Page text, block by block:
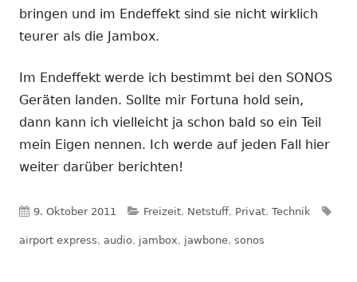
öffnen
bringen und im Endeffekt sind sie nicht wirklich
teurer als die Jambox.
Im Endeffekt werde ich bestimmt bei den SONOS
Geräten landen. Sollte mir Fortuna hold sein,
dann kann ich vielleicht ja schon bald so ein Teil
mein Eigen nennen. Ich werde auf jeden Fall hier
weiter darüber berichten!
Veröffentlicht
am
9. Oktober 2011 Kategorien
Freizeit, Netstuff, Privat, Technik
airport express, audio, jambox, jawbone, sonos